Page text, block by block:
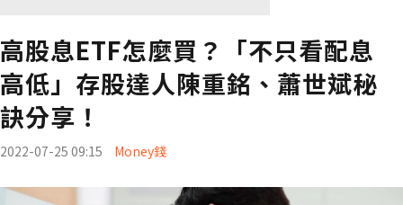
高股息ETF怎麼買？「不只看配息
高低」存股達人陳重銘、蕭世斌秘
訣分享！
2022-07-25 09:15 Money錢